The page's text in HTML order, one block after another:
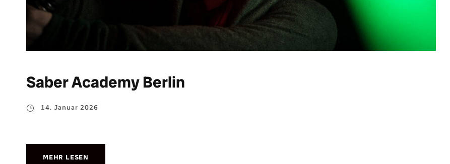
Saber Academy Berlin
14. Januar 2026
MEHR LESEN